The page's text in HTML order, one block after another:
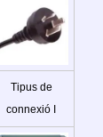
Tipus de
connexió I